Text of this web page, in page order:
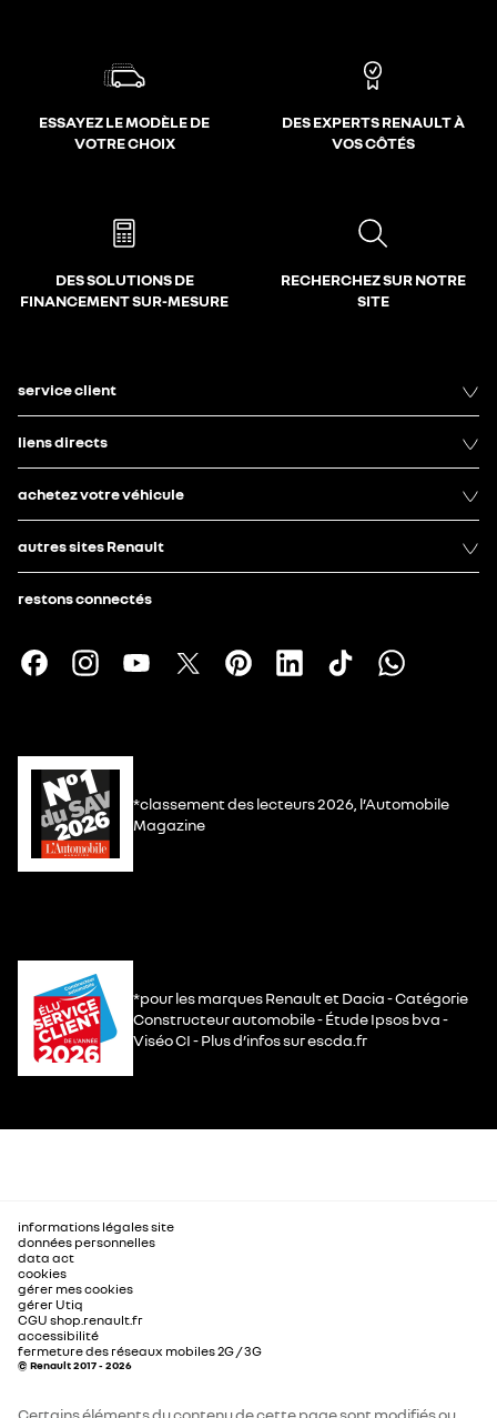
ESSAYEZ LE MODÈLE DE
VOTRE CHOIX
DES EXPERTS RENAULT À
VOS CÔTÉS
DES SOLUTIONS DE
FINANCEMENT SUR-MESURE
RECHERCHEZ SUR NOTRE
SITE
service client
liens directs
achetez votre véhicule
autres sites Renault
restons connectés
*classement des lecteurs 2026, l’Automobile
Magazine
*pour les marques Renault et Dacia - Catégorie
Constructeur automobile - Étude Ipsos bva -
Viséo CI - Plus d’infos sur escda.fr
informations légales site
données personnelles
data act
cookies
gérer mes cookies
gérer Utiq
CGU shop.renault.fr
accessibilité
fermeture des réseaux mobiles 2G / 3G
© Renault 2017 - 2026